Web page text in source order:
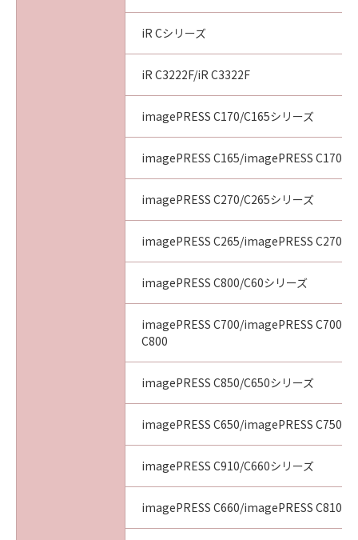
iR Cシリーズ
iR C3222F/iR C3322F
imagePRESS C170/C165シリーズ
imagePRESS C165/imagePRESS C170
imagePRESS C270/C265シリーズ
imagePRESS C265/imagePRESS C270
imagePRESS C800/C60シリーズ
imagePRESS C700/imagePRESS C700L/
C800
imagePRESS C850/C650シリーズ
imagePRESS C650/imagePRESS C750/
imagePRESS C910/C660シリーズ
imagePRESS C660/imagePRESS C810/